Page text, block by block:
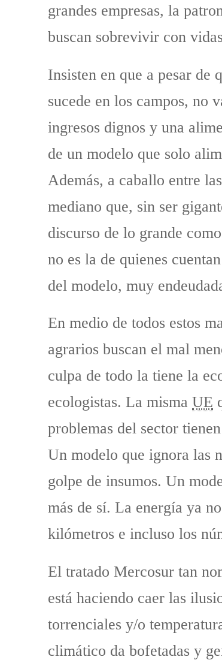
grandes empresas, la
buscan sobrevivir con
Insisten en que a pesar de
sucede en los campos, no
ingresos dignos y una
de un modelo que solo
Además, a caballo entre
mediano que, sin ser
discurso de lo grande
no es la de quienes
del modelo, muy
En medio de todos estos
agrarios buscan el mal
culpa de todo la tiene la
ecologistas. La misma UE
problemas del sector
Un modelo que ignora las
golpe de insumos. Un
más de sí. La energía ya
kilómetros e incluso los
El tratado Mercosur tan
está haciendo caer las
torrenciales y/o
climático da bofetadas y